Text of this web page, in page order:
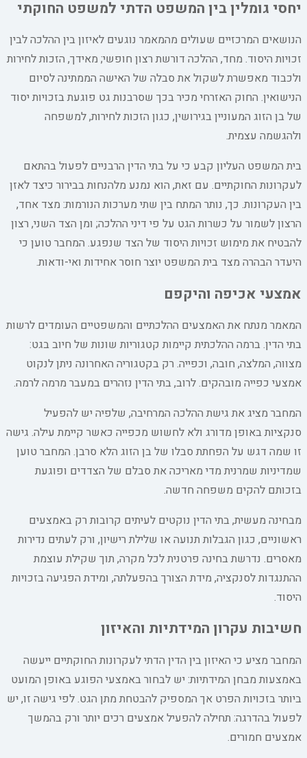
יחסי גומלין בין המשפט הדתי למשפט החוקתי
הנושאים המרכזיים שעולים מהמאמר נוגעים לאיזון בין ההלכה לבין
זכויות היסוד. מחד, ההלכה דורשת רצון חופשי; מאידך, הזכות לחירות
ולכבוד מאפשרת לשקול את סבלה של האישה הממתינה לסיום
הנישואין. החוק האזרחי מכיר בכך שסרבנות גט פוגעת בזכויות יסוד
של בן הזוג המעוניין בגירושין, כגון הזכות לחירות, למשפחה
ולהגשמה עצמית.
בית המשפט העליון קבע כי על בתי הדין הרבניים לפעול בהתאם
לעקרונות החוקתיים. עם זאת, הוא נמנע מלהנחות בבירור כיצד לאזן
בין העקרונות. כך, נותר המתח בין שתי מערכות הנורמות: מצד אחד,
הרצון לשמור על כשרות הגט על פי דיני ההלכה; ומן הצד השני, רצון
להבטיח את מימוש זכויות היסוד של הצד שנפגע. המחבר טוען כי
היעדר הבהרה מצד בית המשפט יוצר חוסר אחידות ואי-ודאות.
אמצעי אכיפה והיקפם
המאמר מנתח את האמצעים ההלכתיים והמשפטיים העומדים לרשות
בתי הדין. ברמה ההלכתית קיימות קטגוריות שונות של חיוב בגט:
מצווה, המלצה, חובה, וכפייה. רק בקטגוריה האחרונה ניתן לנקוט
אמצעי כפייה מובהקים. לרוב, בתי הדין נזהרים במעבר מרמה לרמה.
המחבר מציג את גישת ההלכה המרחיבה, שלפיה יש להפעיל
סנקציות באופן מדורג ולא לחשוש מכפייה כאשר קיימת עילה. גישה
זו שמה דגש על הפחתת סבלו של בן הזוג הלא סרבן. המחבר טוען
שמדיניות שמרנית מדי מאריכה את סבלם של הצדדים ופוגעת
בזכותם להקים משפחה חדשה.
מבחינה מעשית, בתי הדין נוקטים לעיתים קרובות רק באמצעים
ראשוניים, כגון הגבלות תנועה או שלילת רישיון, ורק לעתים נדירות
מאסרים. נדרשת בחינה פרטנית לכל מקרה, תוך שקילת עוצמת
ההתנגדות לסנקציה, מידת הצורך בהפעלתה, ומידת הפגיעה בזכויות
היסוד.
חשיבות עקרון המידתיות והאיזון
המחבר מציע כי האיזון בין הדין הדתי לעקרונות החוקתיים ייעשה
באמצעות מבחן המידתיות: יש לבחור באמצעי הפוגע באופן המועט
ביותר בזכויות הפרט אך המספיק להבטחת מתן הגט. לפי גישה זו, יש
לפעול בהדרגה: תחילה להפעיל אמצעים רכים יותר ורק בהמשך
אמצעים חמורים.